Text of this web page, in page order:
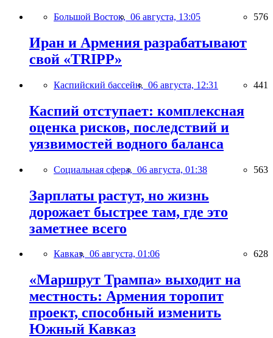
Большой Восток, 06 августа, 13:05 576
Иран и Армения разрабатывают
свой «TRIPP»
Каспийский бассейн, 06 августа, 12:31 441
Каспий отступает: комплексная
оценка рисков, последствий и
уязвимостей водного баланса
Социальная сфера, 06 августа, 01:38 563
Зарплаты растут, но жизнь
дорожает быстрее там, где это
заметнее всего
Кавказ, 06 августа, 01:06 628
«Маршрут Трампа» выходит на
местность: Армения торопит
проект, способный изменить
Южный Кавказ